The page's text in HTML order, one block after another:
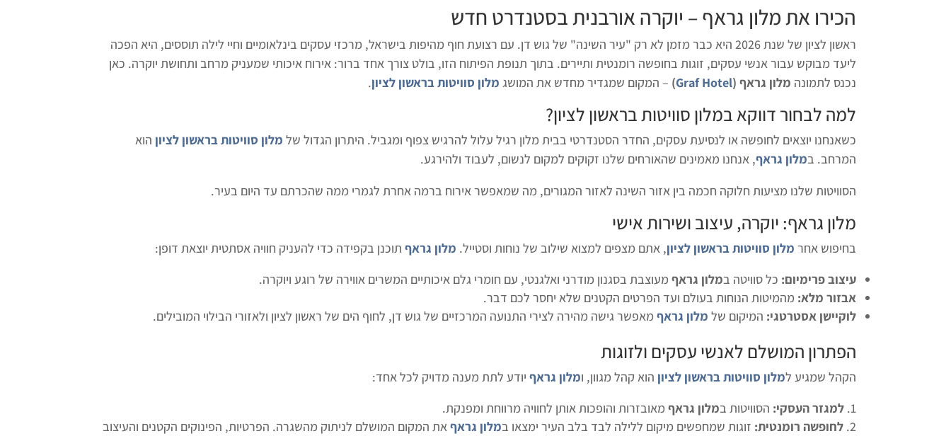
הכירו את מלון גראף – יוקרה אורבנית בסטנדרט חדש
ראשון לציון של שנת 2026 היא כבר מזמן לא רק "עיר השינה" של גוש דן. עם רצועת חוף מהיפות בישראל, מרכזי עסקים בינלאומיים וחיי לילה תוססים, היא הפכה
ליעד מבוקש עבור אנשי עסקים, זוגות בחופשה רומנטית ותיירים. בתוך תנופת הפיתוח הזו, בולט צורך אחד ברור: אירוח איכותי שמעניק מרחב ותחושת יוקרה. כאן
נכנס לתמונה מלון גראף (Graf Hotel
) – המקום שמגדיר מחדש את המושג מלון סוויטות בראשון לציון.
למה לבחור דווקא במלון סוויטות בראשון לציון?
כשאנחנו יוצאים לחופשה או לנסיעת עסקים, החדר הסטנדרטי בבית מלון רגיל עלול להרגיש צפוף ומגביל. היתרון הגדול של מלון סוויטות בראשון לציון הוא
המרחב. במלון גראף, אנחנו מאמינים שהאורחים שלנו זקוקים למקום לנשום, לעבוד ולהירגע.
הסוויטות שלנו מציעות חלוקה חכמה בין אזור השינה לאזור המגורים, מה שמאפשר אירוח ברמה אחרת לגמרי ממה שהכרתם עד היום בעיר.
מלון גראף: יוקרה, עיצוב ושירות אישי
בחיפוש אחר מלון סוויטות בראשון לציון, אתם מצפים למצוא שילוב של נוחות וסטייל. מלון גראף תוכנן בקפידה כדי להעניק חוויה אסתטית יוצאת דופן:
עיצוב פרימיום: כל סוויטה במלון גראף מעוצבת בסגנון מודרני ואלגנטי, עם חומרי גלם איכותיים המשרים אווירה של רוגע ויוקרה.
אבזור מלא: מהמיטות הנוחות בעולם ועד הפרטים הקטנים שלא יחסר לכם דבר.
לוקיישן אסטרטגי: המיקום של מלון גראף מאפשר גישה מהירה לצירי התנועה המרכזיים של גוש דן, לחוף הים של ראשון לציון ולאזורי הבילוי המובילים.
הפתרון המושלם לאנשי עסקים ולזוגות
הקהל שמגיע למלון סוויטות בראשון לציון הוא קהל מגוון, ומלון גראף יודע לתת מענה מדויק לכל אחד:
למגזר העסקי: הסוויטות במלון גראף מאובזרות והופכות אותן לחוויה מרווחת ומפנקת.
לחופשה רומנטית: זוגות שמחפשים מיקום ללילה לבד בלב העיר ימצאו במלון גראףאת המקום המושלם לניתוק מהשגרה. הפרטיות, הפינוקים הקטנים והעיצוב